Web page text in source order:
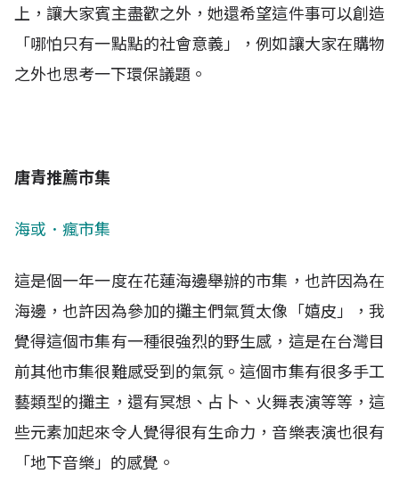
上，讓大家賓主盡歡之外，她還希望這件事可以創造
「哪怕只有一點點的社會意義」，例如讓大家在購物
之外也思考一下環保議題。
唐青推薦市集
海或．瘋市集
這是個一年一度在花蓮海邊舉辦的市集，也許因為在
海邊，也許因為參加的攤主們氣質太像「嬉皮」，我
覺得這個市集有一種很強烈的野生感，這是在台灣目
前其他市集很難感受到的氣氛。這個市集有很多手工
藝類型的攤主，還有冥想、占卜、火舞表演等等，這
些元素加起來令人覺得很有生命力，音樂表演也很有
「地下音樂」的感覺。